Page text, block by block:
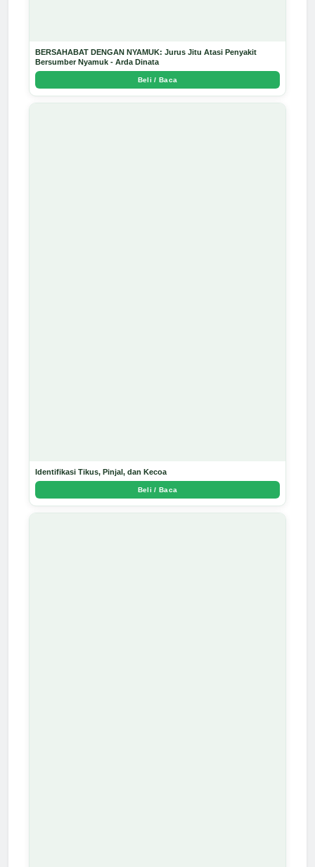
BERSAHABAT DENGAN NYAMUK: Jurus Jitu Atasi Penyakit
Bersumber Nyamuk - Arda Dinata
Beli / Baca
Identifikasi Tikus, Pinjal, dan Kecoa
Beli / Baca